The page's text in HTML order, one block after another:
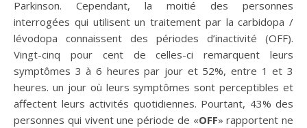
Parkinson. Cependant, la moitié des personnes
interrogées qui utilisent un traitement par la carbidopa /
lévodopa connaissent des périodes d’inactivité (OFF).
Vingt-cinq pour cent de celles-ci remarquent leurs
symptômes 3 à 6 heures par jour et 52%, entre 1 et 3
heures. un jour où leurs symptômes sont perceptibles et
affectent leurs activités quotidiennes. Pourtant, 43% des
personnes qui vivent une période de «OFF» rapportent ne